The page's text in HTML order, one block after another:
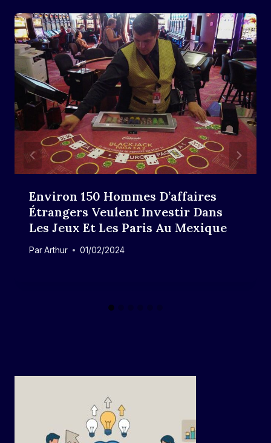
Environ 150 Hommes D’affaires
Étrangers Veulent Investir Dans
Les Jeux Et Les Paris Au Mexique
ParArthur 01/02/2024